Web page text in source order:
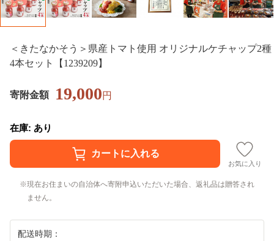
＜きたなかそう＞県産トマト使用 オリジナルケチャップ2種
4本セット【1239209】
寄附金額 19,000円
在庫: あり
お気に入り
現在お住まいの自治体へ寄附申込いただいた場合、返礼品は贈答され
ません。
配送時期：